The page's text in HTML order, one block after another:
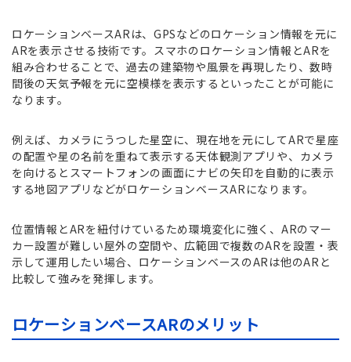
ロケーションベースARは、GPSなどのロケーション情報を元に
ARを表示させる技術です。スマホのロケーション情報とARを
組み合わせることで、過去の建築物や風景を再現したり、数時
間後の天気予報を元に空模様を表示するといったことが可能に
なります。
例えば、カメラにうつした星空に、現在地を元にしてARで星座
の配置や星の名前を重ねて表示する天体観測アプリや、カメラ
を向けるとスマートフォンの画面にナビの矢印を自動的に表示
する地図アプリなどがロケーションベースARになります。
位置情報とARを紐付けているため環境変化に強く、ARのマー
カー設置が難しい屋外の空間や、広範囲で複数のARを設置・表
示して運用したい場合、ロケーションベースのARは他のARと
比較して強みを発揮します。
ロケーションベースARのメリット